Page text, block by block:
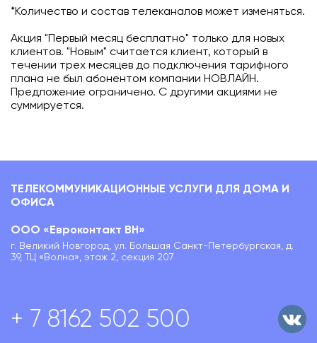
*Количество и состав телеканалов может изменяться.
Акция "Первый месяц бесплатно" только для новых
клиентов. "Новым" считается клиент, который в
течении трех месяцев до подключения тарифного
плана не был абонентом компании НОВЛАЙН.
Предложение ограничено. С другими акциями не
суммируется.
ТЕЛЕКОММУНИКАЦИОННЫЕ УСЛУГИ ДЛЯ ДОМА И
ОФИСА
ООО «Евроконтакт ВН»
г. Великий Новгород, ул. Большая Санкт-Петербургская, д.
39, ТЦ «Волна», этаж 2, секция 207
+ 7 8162 502 500